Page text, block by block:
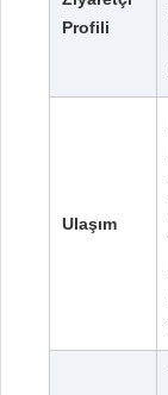
Profili
Ulaşım